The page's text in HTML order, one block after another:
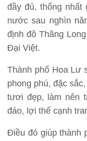
đầy đủ, thống nhất
nước sau nghìn
định đô Thăng
Đại Việt.
Thành phố Hoa Lư
phong phú, đặc
tươi đẹp, làm nên
đáo, lợi thế cạnh
Điều đó giúp thành